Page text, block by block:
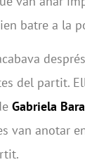
batre a la
del partit.
Gabriela
van anotar